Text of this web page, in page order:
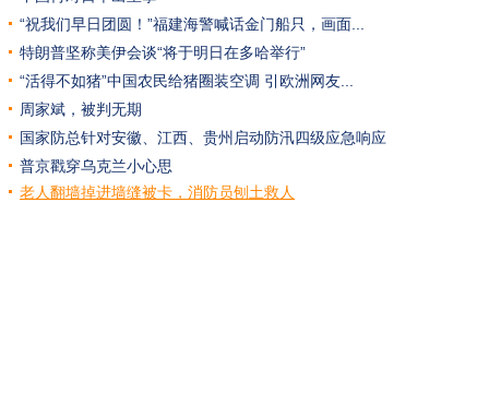
“祝我们早日团圆！”福建海警喊话金门船只，画面...
特朗普坚称美伊会谈“将于明日在多哈举行”
“活得不如猪”中国农民给猪圈装空调 引欧洲网友...
周家斌，被判无期
国家防总针对安徽、江西、贵州启动防汛四级应急响应
普京戳穿乌克兰小心思
我国科学家首次在中心致密天体中探测到射电脉冲
老人翻墙掉进墙缝被卡，消防员刨土救人